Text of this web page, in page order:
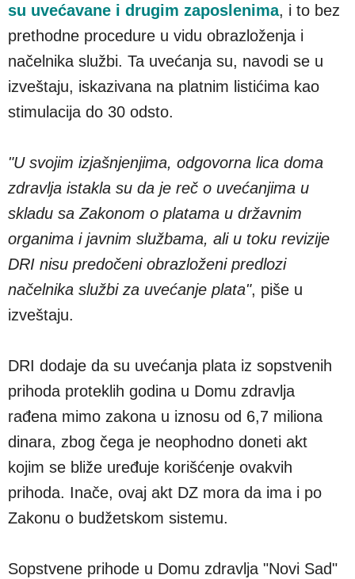
su uvećavane i drugim zaposlenima, i to bez
prethodne procedure u vidu obrazloženja i
načelnika službi. Ta uvećanja su, navodi se u
izveštaju, iskazivana na platnim listićima kao
stimulacija do 30 odsto.
"U svojim izjašnjenjima, odgovorna lica doma
zdravlja istakla su da je reč o uvećanjima u
skladu sa Zakonom o platama u državnim
organima i javnim službama, ali u toku revizije
DRI nisu predočeni obrazloženi predlozi
načelnika službi za uvećanje plata", piše u
izveštaju.
DRI dodaje da su uvećanja plata iz sopstvenih
prihoda proteklih godina u Domu zdravlja
rađena mimo zakona u iznosu od 6,7 miliona
dinara, zbog čega je neophodno doneti akt
kojim se bliže uređuje korišćenje ovakvih
prihoda. Inače, ovaj akt DZ mora da ima i po
Zakonu o budžetskom sistemu.
Sopstvene prihode u Domu zdravlja "Novi Sad"